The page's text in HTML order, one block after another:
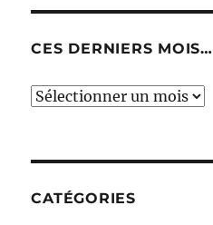
CES DERNIERS MOIS…
Ces
CATÉGORIES